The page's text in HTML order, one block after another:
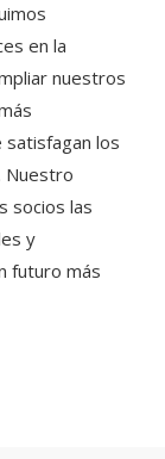
en la
nuestros
los
Nuestro
socios las
y
futuro más